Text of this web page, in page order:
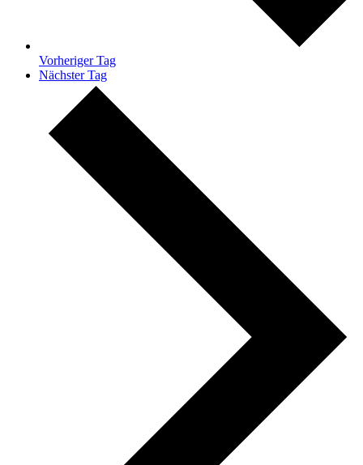
Vorheriger Tag
Nächster Tag